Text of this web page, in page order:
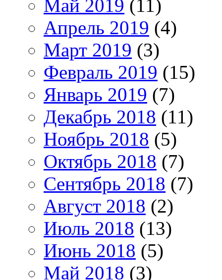
Май 2019 (11)
Апрель 2019 (4)
Март 2019 (3)
Февраль 2019 (15)
Январь 2019 (7)
Декабрь 2018 (11)
Ноябрь 2018 (5)
Октябрь 2018 (7)
Сентябрь 2018 (7)
Август 2018 (2)
Июль 2018 (13)
Июнь 2018 (5)
Май 2018 (3)